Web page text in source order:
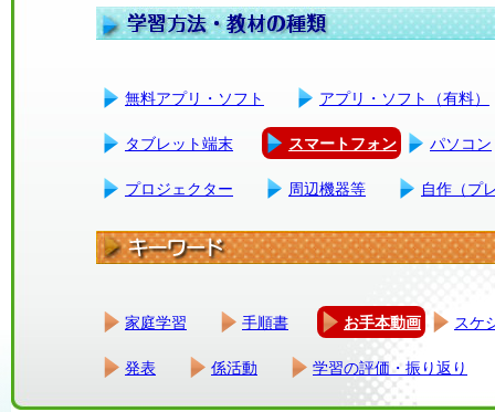
無料アプリ・ソフト アプリ・ソフト（有料）
タブレット端末 スマートフォン パソコン
プロジェクター 周辺機器等 自作（プ
家庭学習 手順書 お手本動画 スケ
発表 係活動 学習の評価・振り返り